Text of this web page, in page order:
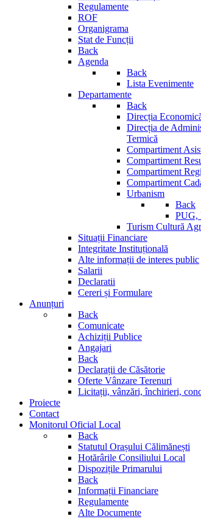
Regulamente
ROF
Organigrama
Stat de Funcții
Back
Agenda
Back
Lista Evenimente
Departamente
Back
Direcția
Direcția de
Termică
Compartiment
Compartiment
Compartiment
Compartiment
Urbanism
Back
PUG,
Turism Cultură
Situații Financiare
Integritate Instituțională
Alte informații de interes public
Salarii
Declaratii
Cereri și Formulare
Anunțuri
Back
Comunicate
Achiziții Publice
Angajari
Back
Declarații de Căsătorie
Oferte Vânzare Terenuri
Licitații, vânzări, închirieri,
Proiecte
Contact
Monitorul Oficial Local
Back
Statutul Orașului Călimănești
Hotărârile Consiliului Local
Dispozițile Primarului
Back
Informații Financiare
Regulamente
Alte Documente